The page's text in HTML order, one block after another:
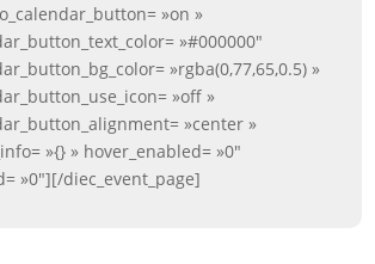
»on »
»#000000″
»rgba(0,77,65,0.5) »
»off »
»center »
»{} » hover_enabled= »0″
»0″][/diec_event_page]